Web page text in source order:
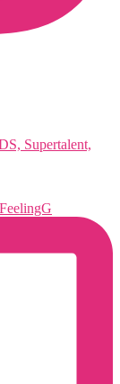
Supertalent,